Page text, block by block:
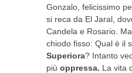
Gonzalo, felicissimo
si reca da El Jaral,
Candela e Rosario.
chiodo fisso: Qual è il
Superiora? Intanto
più oppressa. La vita